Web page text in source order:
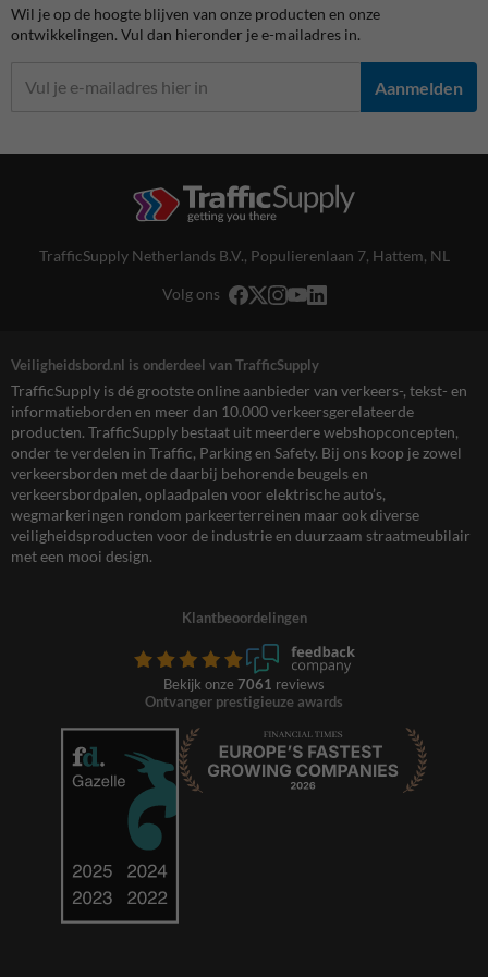
Wil je op de hoogte blijven van onze producten en onze
ontwikkelingen. Vul dan hieronder je e-mailadres in.
Aanmelden
TrafficSupply Netherlands B.V., Populierenlaan 7, Hattem, NL
Volg ons
Veiligheidsbord.nl is onderdeel van TrafficSupply
TrafficSupply is dé grootste online aanbieder van verkeers-, tekst- en
informatieborden en meer dan 10.000 verkeersgerelateerde
producten. TrafficSupply bestaat uit meerdere webshopconcepten,
onder te verdelen in Traffic, Parking en Safety. Bij ons koop je zowel
verkeersborden met de daarbij behorende beugels en
verkeersbordpalen, oplaadpalen voor elektrische auto’s,
wegmarkeringen rondom parkeerterreinen maar ook diverse
veiligheidsproducten voor de industrie en duurzaam straatmeubilair
met een mooi design.
Klantbeoordelingen
Bekijk onze 7061 reviews
Ontvanger prestigieuze awards